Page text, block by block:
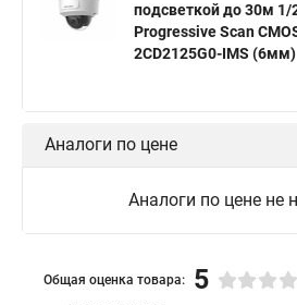
подсветкой до 30м 1/
Progressive Scan
2CD2125G0-IMS (6мм)
Аналоги по цене
Аналоги по цене не
Общая оценка товара: 5